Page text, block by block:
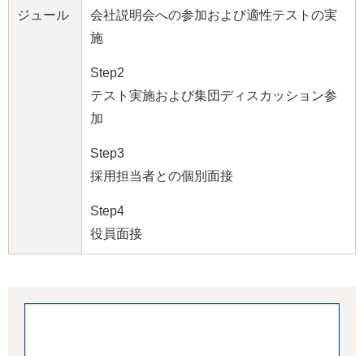
ジュール
会社説明会への参加および適性テストの実
施
Step2
テスト実施および集団ディスカッション参
加
Step3
採用担当者との個別面接
Step4
役員面接